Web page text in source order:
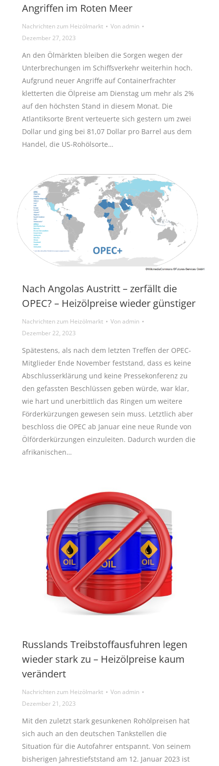
Angriffen im Roten Meer
Nachrichten zum Heizölmarkt Vonadmin
Dezember 27, 2023
An den Ölmärkten bleiben die Sorgen wegen der
Unterbrechungen im Schiffsverkehr weiterhin hoch.
Aufgrund neuer Angriffe auf Containerfrachter
kletterten die Ölpreise am Dienstag um mehr als 2%
auf den höchsten Stand in diesem Monat. Die
Atlantiksorte Brent verteuerte sich gestern um zwei
Dollar und ging bei 81,07 Dollar pro Barrel aus dem
Handel, die US-Rohölsorte…
Nach Angolas Austritt – zerfällt die
OPEC? – Heizölpreise wieder günstiger
Nachrichten zum Heizölmarkt Vonadmin
Dezember 22, 2023
Spätestens, als nach dem letzten Treffen der OPEC-
Mitglieder Ende November feststand, dass es keine
Abschlusserklärung und keine Pressekonferenz zu
den gefassten Beschlüssen geben würde, war klar,
wie hart und unerbittlich das Ringen um weitere
Förderkürzungen gewesen sein muss. Letztlich aber
beschloss die OPEC ab Januar eine neue Runde von
Ölförderkürzungen einzuleiten. Dadurch wurden die
afrikanischen…
Russlands Treibstoffausfuhren legen
wieder stark zu – Heizölpreise kaum
verändert
Nachrichten zum Heizölmarkt Vonadmin
Dezember 21, 2023
Mit den zuletzt stark gesunkenen Rohölpreisen hat
sich auch an den deutschen Tankstellen die
Situation für die Autofahrer entspannt. Von seinem
bisherigen Jahrestiefststand am 12. Januar 2023 ist